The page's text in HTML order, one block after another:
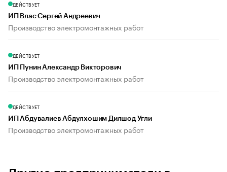
ДЕЙСТВУЕТ
ИП Влас Сергей Андреевич
Производство электромонтажных работ
ДЕЙСТВУЕТ
ИП Пунин Александр Викторович
Производство электромонтажных работ
ДЕЙСТВУЕТ
ИП Абдувалиев Абдулхошим Дилшод Угли
Производство электромонтажных работ